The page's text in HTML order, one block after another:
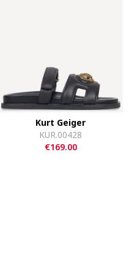
Kurt Geiger
KUR.00428
€169.00